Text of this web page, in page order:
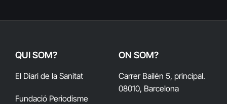
QUI SOM?
El Diari de la Sanitat
Fundació Periodisme
ON SOM?
Carrer Bailén 5, principal.
08010, Barcelona